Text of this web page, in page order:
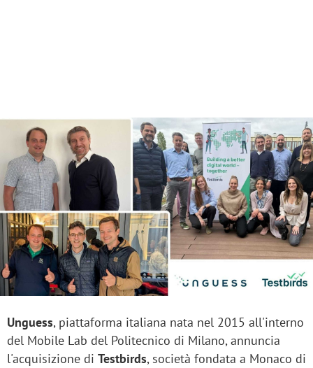
Unguess, piattaforma italiana nata nel 2015 all'interno
del Mobile Lab del Politecnico di Milano, annuncia
l'acquisizione di Testbirds, società fondata a Monaco di